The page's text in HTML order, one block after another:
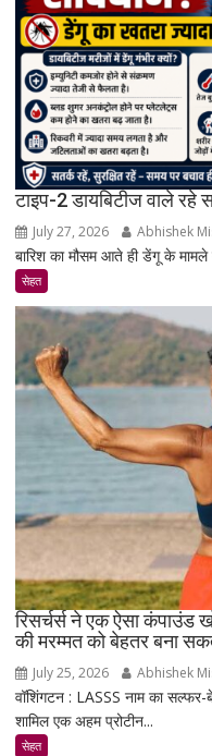
टाइप-2 डायबिटीज वाले रहे
July 27, 2026 Abhishek
बारिश का मौसम आते ही डेंगू के
सेहत
रिसर्चर्स ने एक ऐसा कंपाउंड
की मरम्मत को बेहतर बना
July 25, 2026 Abhishek
वॉशिंगटन : LASSS नाम का
शामिल एक अहम प्रोटीन...
सेहत